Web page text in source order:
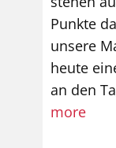
Punkte
unsere
heute
an den
more